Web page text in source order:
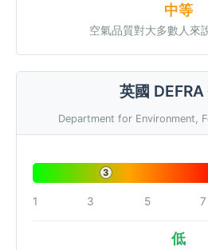
中等
空氣品質對大多數人來
英國 DEFRA
Department for Environment,
3
1 3 5 7
低